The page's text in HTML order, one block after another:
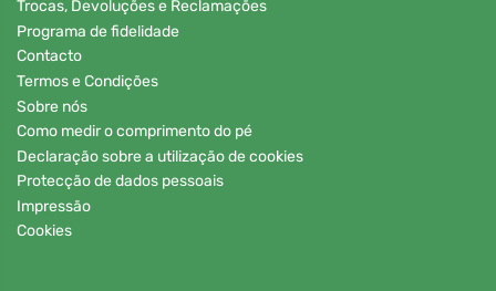
Trocas, Devoluções e Reclamações
Programa de fidelidade
Contacto
Termos e Condições
Sobre nós
Como medir o comprimento do pé
Declaração sobre a utilização de cookies
Protecção de dados pessoais
Impressão
Cookies